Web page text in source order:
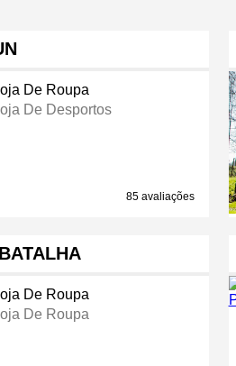
De Roupa
De Desportos
85 avaliações
De Roupa
De Roupa